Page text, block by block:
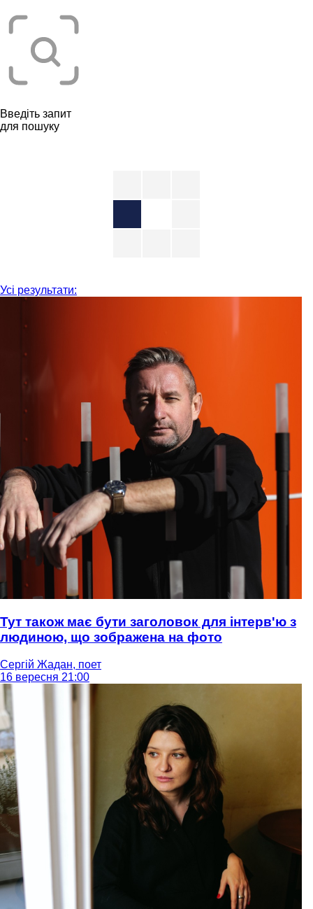
Введіть запит
для пошуку
Усі результати:
Тут також має бути заголовок для інтерв'ю з
людиною, що зображена на фото
Сергій Жадан, поет
16 вересня 21:00